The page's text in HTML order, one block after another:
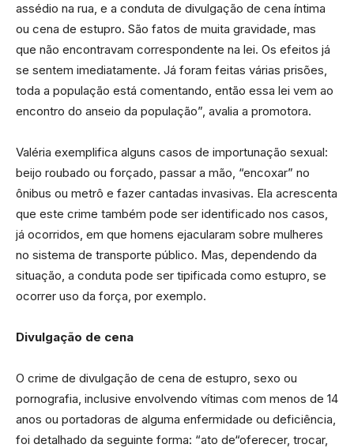
assédio na rua, e a conduta de divulgação de cena íntima
ou cena de estupro. São fatos de muita gravidade, mas
que não encontravam correspondente na lei. Os efeitos já
se sentem imediatamente. Já foram feitas várias prisões,
toda a população está comentando, então essa lei vem ao
encontro do anseio da população”, avalia a promotora.
Valéria exemplifica alguns casos de importunação sexual:
beijo roubado ou forçado, passar a mão, “encoxar” no
ônibus ou metrô e fazer cantadas invasivas. Ela acrescenta
que este crime também pode ser identificado nos casos,
já ocorridos, em que homens ejacularam sobre mulheres
no sistema de transporte público. Mas, dependendo da
situação, a conduta pode ser tipificada como estupro, se
ocorrer uso da força, por exemplo.
Divulgação de cena
O crime de divulgação de cena de estupro, sexo ou
pornografia, inclusive envolvendo vítimas com menos de 14
anos ou portadoras de alguma enfermidade ou deficiência,
foi detalhado da seguinte forma: “ato de“oferecer, trocar,